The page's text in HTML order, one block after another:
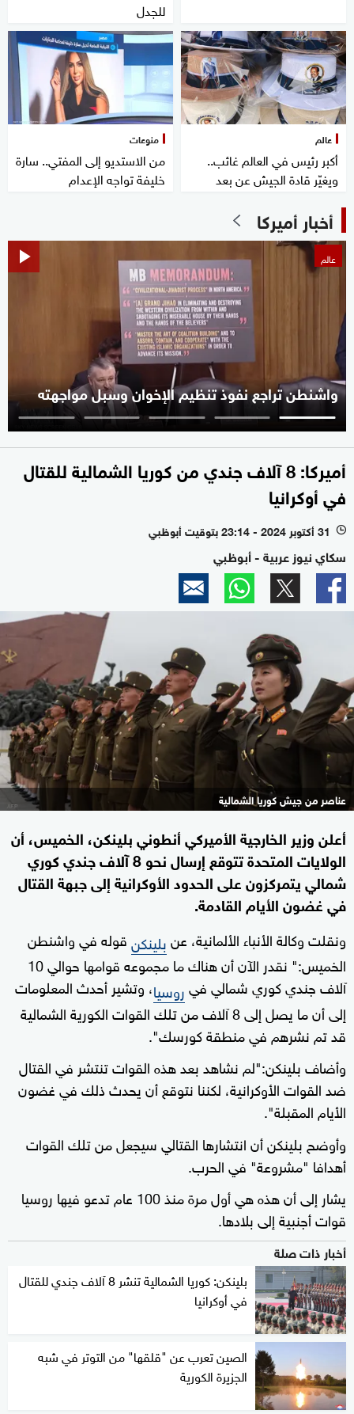
للجدل
عالم
أكبر رئيس في العالم غائب..
ويغيّر قادة الجيش عن بعد
منوعات
من الاستديو إلى المفتي.. سارة
خليفة تواجه الإعدام
أخبار أميركا
عالم
واشنطن تراجع نفوذ تنظيم الإخوان وسبل مواجهته
أميركا: 8 آلاف جندي من كوريا الشمالية للقتال
في أوكرانيا
l 31 أكتوبر 2024 - 23:14 بتوقيت أبوظبي
سكاي نيوز عربية - أبوظبي
عناصر من جيش كوريا الشمالية
أعلن وزير الخارجية الأميركي أنطوني بلينكن، الخميس، أن
الولايات المتحدة تتوقع إرسال نحو 8 آلاف جندي كوري
شمالي يتمركزون على الحدود الأوكرانية إلى جبهة القتال
في غضون الأيام القادمة.
ونقلت وكالة الأنباء الألمانية، عنبلينكنقوله في واشنطن
الخميس:" نقدر الآن أن هناك ما مجموعه قوامها حوالي 10
آلاف جندي كوري شمالي فيروسيا، وتشير أحدث المعلومات
إلى أن ما يصل إلى 8 آلاف من تلك القوات الكورية الشمالية
قد تم نشرهم في منطقة كورسك".
وأضاف بلينكن:"لم نشاهد بعد هذه القوات تنتشر في القتال
ضد القوات الأوكرانية، لكننا نتوقع أن يحدث ذلك في غضون
الأيام المقبلة".
وأوضح بلينكن أن انتشارها القتالي سيجعل من تلك القوات
أهدافا "مشروعة" في الحرب.
يشار إلى أن هذه هي أول مرة منذ 100 عام تدعو فيها روسيا
قوات أجنبية إلى بلادها.
أخبار ذات صلة
بلينكن: كوريا الشمالية تنشر 8 آلاف جندي للقتال
في أوكرانيا
الصين تعرب عن "قلقها" من التوتر في شبه
الجزيرة الكورية